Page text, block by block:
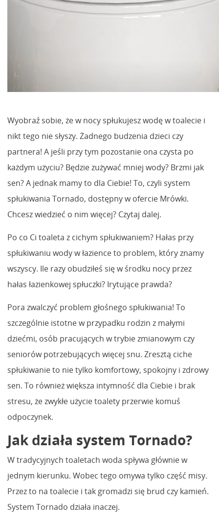
Wyobraź sobie, że w nocy spłukujesz wodę w toalecie i
nikt tego nie słyszy. Żadnego budzenia dzieci czy
partnera! A jeśli przy tym pozostanie ona czysta po
każdym użyciu? Będzie zużywać mniej wody? Brzmi jak
sen? A jednak mamy to dla Ciebie! To, czyli system
spłukiwania Tornado, dostępny w ofercie Mrówki.
Chcesz wiedzieć o nim więcej? Czytaj dalej.
Po co Ci toaleta z cichym spłukiwaniem? Hałas przy
spłukiwaniu wody w łazience to problem, który znamy
wszyscy. Ile razy obudziłeś się w środku nocy przez
hałas łazienkowej spłuczki? Irytujące prawda?
Pora zwalczyć problem głośnego spłukiwania! To
szczególnie istotne w przypadku rodzin z małymi
dziećmi, osób pracujących w trybie zmianowym czy
seniorów potrzebujących więcej snu. Zresztą ciche
spłukiwanie to nie tylko komfortowy, spokojny i zdrowy
sen. To również większa intymność dla Ciebie i brak
stresu, że zwykłe użycie toalety przerwie komuś
odpoczynek.
Jak działa system Tornado?
W tradycyjnych toaletach woda spływa głównie w
jednym kierunku. Wobec tego omywa tylko część misy.
Przez to na toalecie i tak gromadzi się brud czy kamień.
System Tornado działa inaczej.